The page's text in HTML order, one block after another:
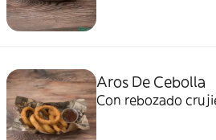
Aros De Cebolla
Con rebozado